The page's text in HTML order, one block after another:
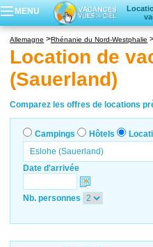
MENU
Allemagne Rhénanie du Nord-Westphalie
Location de
(Sauerland)
Comparez les offres de locations
Campings Hôtels
Date d'arrivée
Nb. personnes